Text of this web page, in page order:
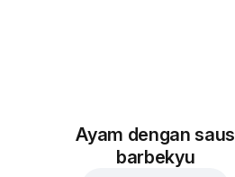
Ayam dengan saus
barbekyu